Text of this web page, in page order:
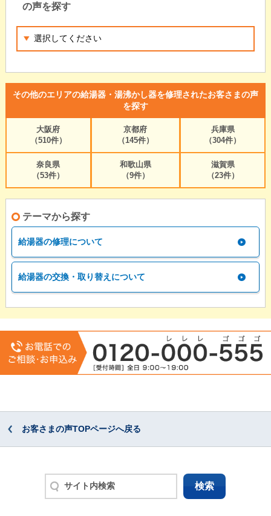
の声を探す
その他のエリアの給湯器・湯沸かし器を修理されたお客さまの声
を探す
大阪府
（510件）
京都府
（145件）
兵庫県
（304件）
奈良県
（53件）
和歌山県
（9件）
滋賀県
（23件）
テーマから探す
給湯器の修理について
給湯器の交換・取り替えについて
お客さまの声TOPページへ戻る